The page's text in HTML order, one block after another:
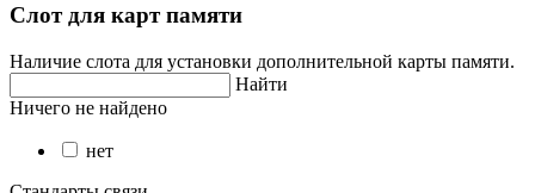
Слот для карт памяти
Наличие слота для установки дополнительной карты памяти.
Найти
Ничего не найдено
нет